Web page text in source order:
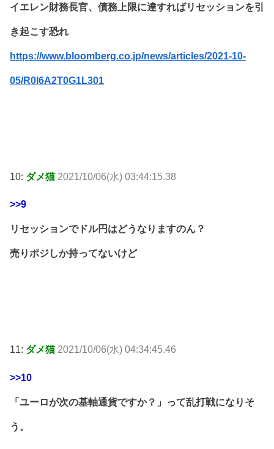
イエレン財務長官、債務上限に達すればリセッションを引
き起こす恐れ
https://www.bloomberg.co.jp/news/articles/2021-10-
05/R0I6A2T0G1L301
10: ダメ猫 2021/10/06(水) 03:44:15.38
>>9
リセッションでドル円はどうなりますのん？
売りポジしか持ってないけど
11: ダメ猫 2021/10/06(水) 04:34:45.46
>>10
「ユーロが次の基軸通貨ですか？」って乱打戦になりそ
う。